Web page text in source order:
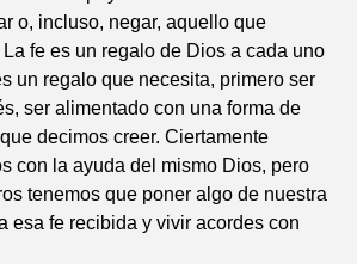
o, incluso, negar, aquello que
fe es un regalo de Dios a cada uno
un regalo que necesita, primero ser
ser alimentado con una forma de
decimos creer. Ciertamente
con la ayuda del mismo Dios, pero
tenemos que poner algo de nuestra
esa fe recibida y vivir acordes con